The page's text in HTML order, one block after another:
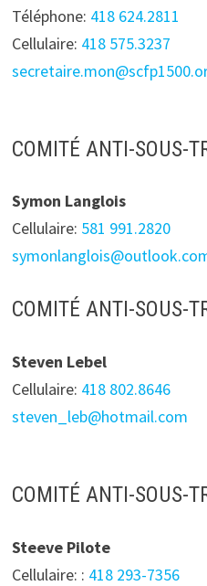
Téléphone: 418 624.2811
Cellulaire: 418 575.3237
COMITÉ ANTI-SOUS-
Symon Langlois
Cellulaire: 581 991.2820
COMITÉ ANTI-SOUS-
Steven Lebel
Cellulaire: 418 802.8646
steven_leb@hotmail.com
COMITÉ ANTI-SOUS-
Steeve Pilote
Cellulaire: : 418 293-7356